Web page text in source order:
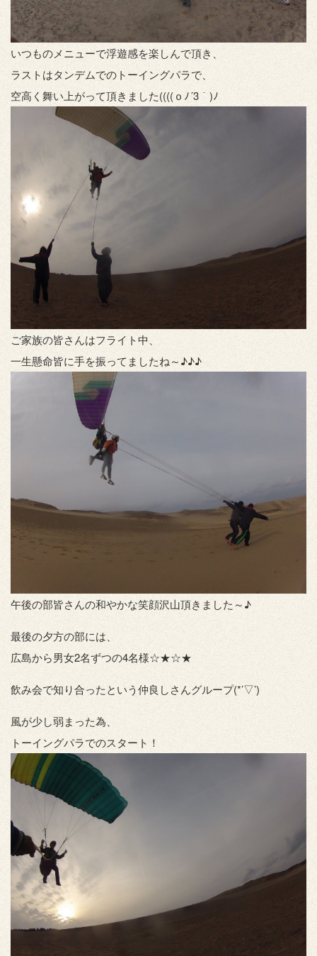
いつものメニューで浮遊感を楽しんで頂き、
ラストはタンデムでのトーイングパラで、
空高く舞い上がって頂きました((((ｏﾉ´3｀)ﾉ
ご家族の皆さんはフライト中、
一生懸命皆に手を振ってましたね～♪♪♪
午後の部皆さんの和やかな笑顔沢山頂きました～♪
最後の夕方の部には、
広島から男女2名ずつの4名様☆★☆★
飲み会で知り合ったという仲良しさんグループ(*’▽’)
風が少し弱まった為、
トーイングパラでのスタート！